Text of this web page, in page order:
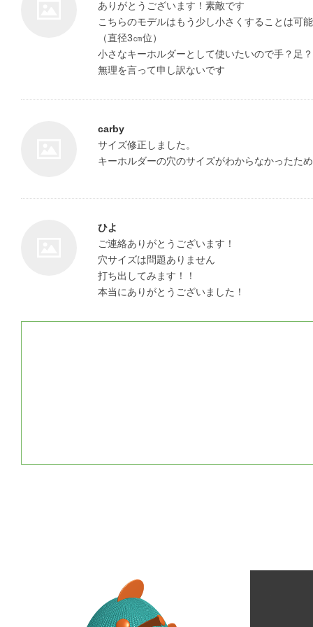
ありがとうございます！素敵です
こちらのモデルはもう少し小さくすることは可
（直径3㎝位）
小さなキーホルダーとして使いたいので手？足
無理を言って申し訳ないです
carby
サイズ修正しました。
キーホルダーの穴のサイズがわからなかったた
ひよ
ご連絡ありがとうございます！
穴サイズは問題ありません
打ち出してみます！！
本当にありがとうございました！